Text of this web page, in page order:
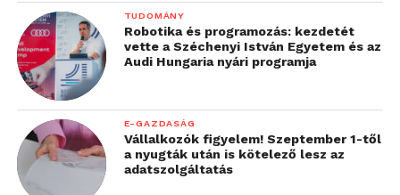
TUDOMÁNY
Robotika és programozás: kezdetét
vette a Széchenyi István Egyetem és az
Audi Hungaria nyári programja
E-GAZDASÁG
Vállalkozók figyelem! Szeptember 1-től
a nyugták után is kötelező lesz az
adatszolgáltatás